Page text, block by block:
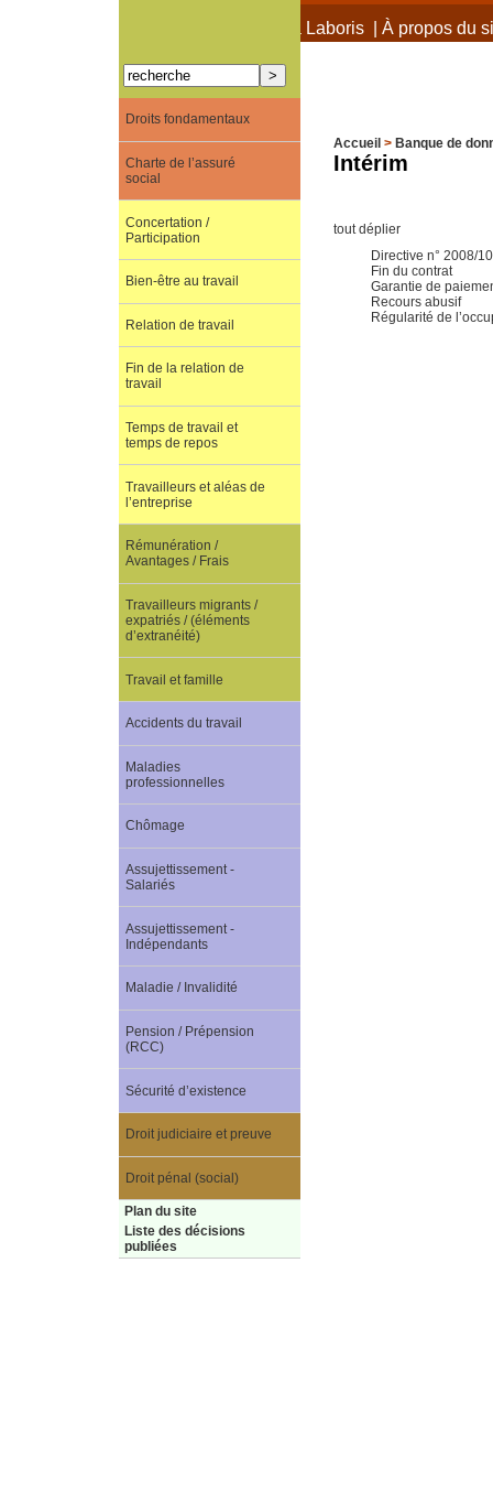
À propos de Terra Laboris| À propos du
Accueil > Banque de
Intérim
tout déplier
Directive n° 2008/
Fin du contrat
Garantie de
Recours abusif
Régularité de
Droits fondamentaux
Charte de l’assuré
social
Concertation /
Participation
Bien-être au travail
Relation de travail
Fin de la relation de
travail
Temps de travail et
temps de repos
Travailleurs et aléas de
l’entreprise
Rémunération /
Avantages / Frais
Travailleurs migrants /
expatriés / (éléments
d’extranéité)
Travail et famille
Accidents du travail
Maladies
professionnelles
Chômage
Assujettissement -
Salariés
Assujettissement -
Indépendants
Maladie / Invalidité
Pension / Prépension
(RCC)
Sécurité d’existence
Droit judiciaire et preuve
Droit pénal (social)
Plan du site
Liste des décisions
publiées